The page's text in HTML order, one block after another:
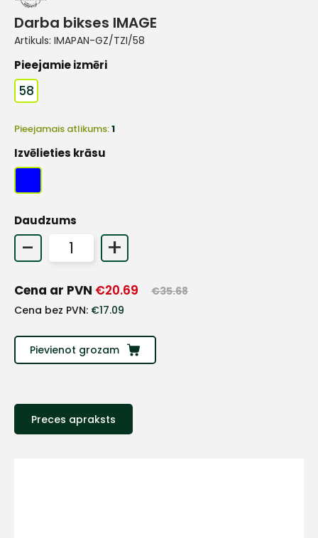
Darba bikses IMAGE
Artikuls: IMAPAN-GZ/TZI/58
Pieejamie izmēri
58
Pieejamais atlikums:1
Izvēlieties krāsu
Daudzums
- +
Cena ar PVN €20.69 €35.68
Cena bez PVN: €17.09
Pievienot grozam
Preces apraksts
Sazinies
+